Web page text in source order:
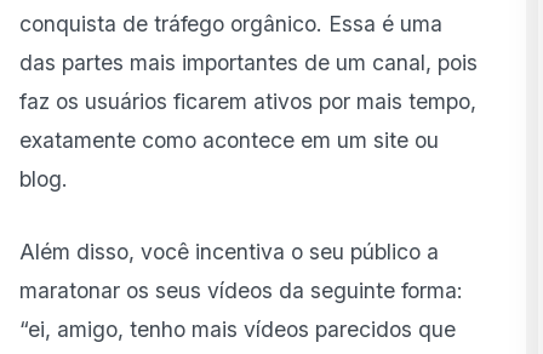
conquista de tráfego orgânico. Essa é uma
das partes mais importantes de um canal, pois
faz os usuários ficarem ativos por mais tempo,
exatamente como acontece em um site ou
blog.
Além disso, você incentiva o seu público a
maratonar os seus vídeos da seguinte forma:
“ei, amigo, tenho mais vídeos parecidos que